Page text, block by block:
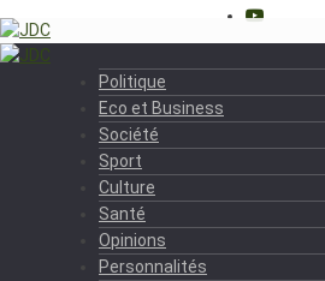
Politique
Eco et Business
Société
Sport
Culture
Santé
Opinions
Personnalités